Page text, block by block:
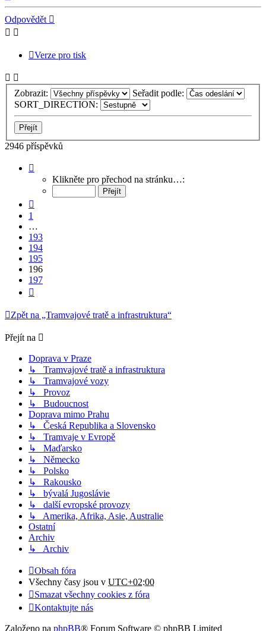
Odpovědět
Verze pro tisk
Zobrazit:
Seřadit podle:
SORT_DIRECTION:
2946 příspěvků
196
Klikněte pro přechod na stránku…:
1
…
193
194
195
196
197
Zpět na „Tramvajové tratě a infrastruktura“
Přejít na
Doprava v Praze
↳ Tramvajové tratě a infrastruktura
↳ Tramvajové vozy
↳ Provoz
↳ Budoucnost
Doprava mimo Prahu
↳ Česká Republika a Slovensko
↳ Tramvaje v Evropě
↳ Maďarsko
↳ Německo
↳ Polsko
↳ Rakousko
↳ bývalá Jugoslávie
↳ další evropské provozy
↳ Amerika, Afrika, Asie, Australie
Ostatní
Archiv
↳ Archiv
Obsah fóra
Všechny časy jsou v UTC+02:00
Smazat všechny cookies z fóra
Kontaktujte nás
Založeno na phpBB® Forum Software © phpBB Limited